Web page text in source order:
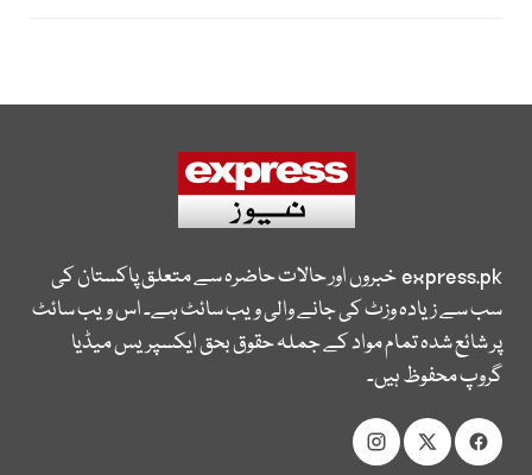
express.pkخبروں اور حالات حاضرہ سے متعلق پاکستان کی
سب سے زیادہ وزٹ کی جانے والی ویب سائٹ ہے۔ اس ویب سائٹ
پر شائع شدہ تمام مواد کے جملہ حقوق بحق ایکسپریس میڈیا
گروپ محفوظ ہیں۔